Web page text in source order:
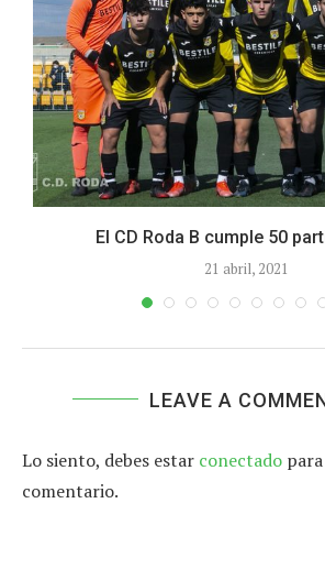
El CD Roda B cumple 50
21 abril, 2021
LEAVE A
Lo siento, debes estar conectado
comentario.